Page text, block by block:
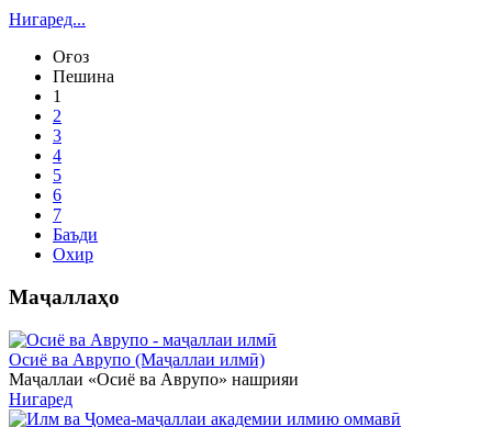
Нигаред...
Оғоз
Пешина
1
2
3
4
5
6
7
Баъди
Охир
Маҷаллаҳо
Осиё ва Аврупо (Маҷаллаи илмӣ)
Маҷаллаи «Осиё ва Аврупо» нашрияи
Нигаред